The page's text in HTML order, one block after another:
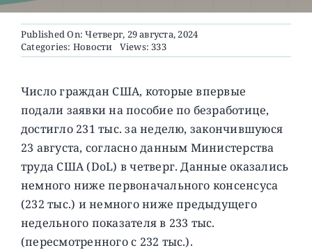
О ПРОЕКТЕ
Published On: Четверг, 29 августа, 2024
Categories: Новости Views: 333
Число граждан США, которые впервые
подали заявки на пособие по безработице,
достигло 231 тыс. за неделю, закончившуюся
23 августа, согласно данным Министерства
труда США (DoL) в четверг.Данные оказались
немного ниже первоначального консенсуса
(232 тыс.) и немного ниже предыдущего
недельного показателя в 233 тыс.
(пересмотренного с 232 тыс.).